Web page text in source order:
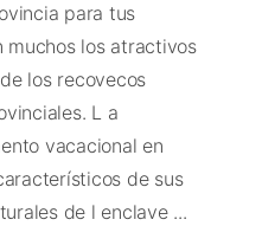
para tus
muchos los atractivos
los recovecos
L a
vacacional en
de sus
de l enclave ...